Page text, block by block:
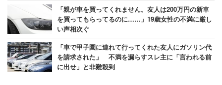
「親が車を買ってくれません。友人は200万円の新車
を買ってもらってるのに……」19歳女性の不満に厳し
い声相次ぐ
「車で甲子園に連れて行ってくれた友人にガソリン代
を請求された」 不満を漏らすスレ主に「言われる前
に出せ」と非難殺到